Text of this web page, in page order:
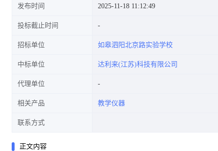
发布时间 2025-11-18 11:12:49
投标截止时间
招标单位 如皋泗阳北京路实验学校
中标单位 达利来(江苏)科技有限公司
代理单位
相关产品 教学仪器
联系方式
正文内容